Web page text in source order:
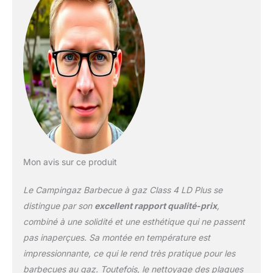
Gaz
45 cm), grille de
mijotage, Culinary
Modular System (pierre à
pizza, wok, plat à paëlla
vendus séparément)
Entrée (raccord côté
détendeur) : M 20 x 150
Ecrou G 1/2 (raccord
côté appareil)
Mon avis sur ce produit
Le Campingaz Barbecue à gaz Class 4 LD Plus se
distingue par son excellent rapport qualité-prix,
combiné à une solidité et une esthétique qui ne passent
pas inaperçues. Sa montée en température est
impressionnante, ce qui le rend très pratique pour les
barbecues au gaz. Toutefois, le nettoyage des plaques